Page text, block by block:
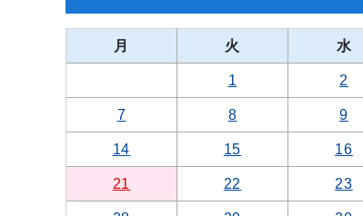
月 火 水
1 2
7 8 9
14 15 16
21 22 23